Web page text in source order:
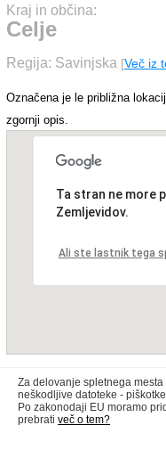
Kraj in občina:
Celje
Regija: Savinjska [Več iz
Označena je le približna
zgornji opis.
Ta stran ne more
Zemljevidov.
Ali ste lastnik tega
Za delovanje spletnega
neškodljive datoteke -
Po zakonodaji EU moramo
prebrati več o tem?